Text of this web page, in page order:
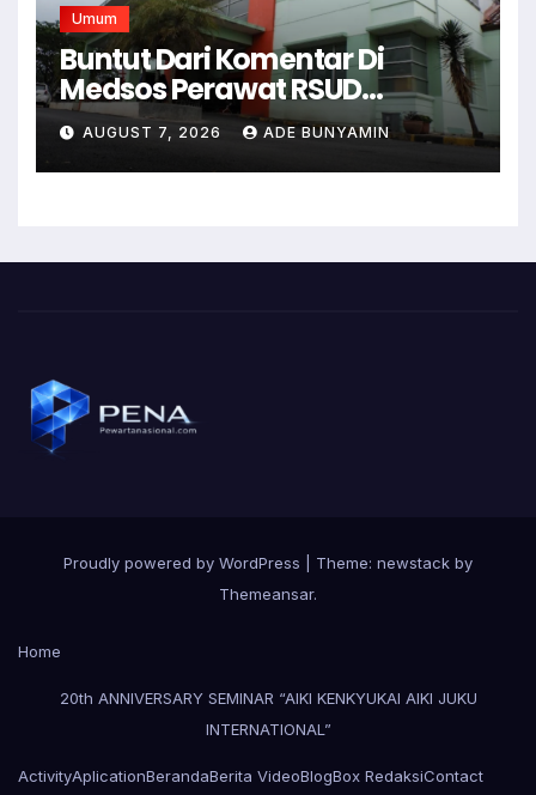
Umum
Buntut Dari Komentar Di
Medsos Perawat RSUD
Cicalengka Di Non Aktifkan
AUGUST 7, 2026 ADE BUNYAMIN
Proudly powered by WordPress
Theme: newstack by
Themeansar.
Home
20th ANNIVERSARY SEMINAR “AIKI KENKYUKAI AIKI JUKU
INTERNATIONAL”
ActivityAplicationBerandaBerita VideoBlogBox RedaksiContact